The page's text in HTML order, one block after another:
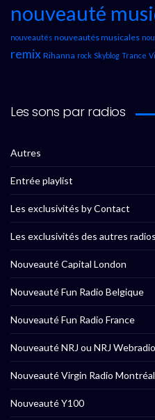
nouveauté
nouveautés nouveautés musicales
remix Rihanna rock Skyblog Trance
Les sons par radios
Autres
Entrée playlist
Les exclusivités by Contact
Les exclusivités des autres radios
Nouveauté Capital London
Nouveauté Fun Radio Belgique
Nouveauté Fun Radio France
Nouveauté NRJ ou NRJ
Nouveauté Virgin Radio Montréal
Nouveauté Y100